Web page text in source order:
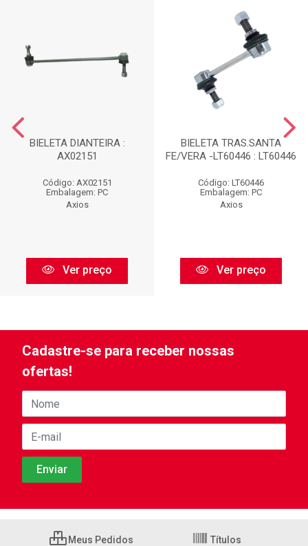
BIELETA DIANTEIRA :
AX02151
Código: AX02151
Embalagem: PC
Axios
Ver preço
BIELETA TRAS.SANTA
FE/VERA -LT60446 : LT60446
Código: LT60446
Embalagem: PC
Axios
Ver preço
Cadastre-se para receber nossas
ofertas!
Meus Pedidos Títulos